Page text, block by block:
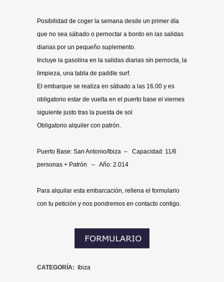
Posibilidad de coger la semana desde un primer día
que no sea sábado o pernoctar a bordo en las salidas
diarias por un pequeño suplemento.
Incluye la gasolina en la salidas diarias sin pernocta, la
limpieza, una tabla de paddle surf.
El embarque se realiza en sábado a las 16.00 y es
obligatorio estar de vuelta en el puerto base el viernes
siguiente justo tras la puesta de sol
Obligatorio alquiler con patrón.
Puerto Base: San Antonio/Ibiza – Capacidad: 11/6
personas + Patrón – Año: 2.014
Para alquilar esta embarcación, rellena el formulario
con tu petición y nos pondremos en contacto contigo.
CATEGORÍA: Ibiza